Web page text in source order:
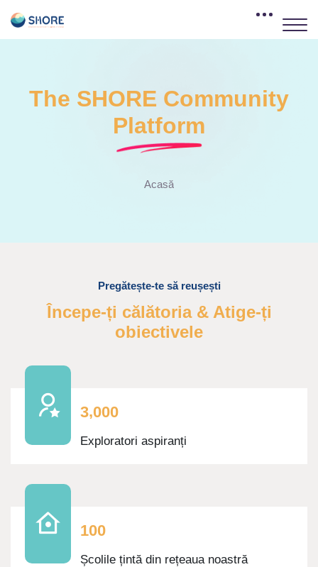
The SHORE Community
Platform
Acasă
Pregătește-te să reușești
Începe-ți călătoria & Atige-ți
obiectivele
3,000
Exploratori aspiranți
100
Școlile țintă din rețeaua noastră